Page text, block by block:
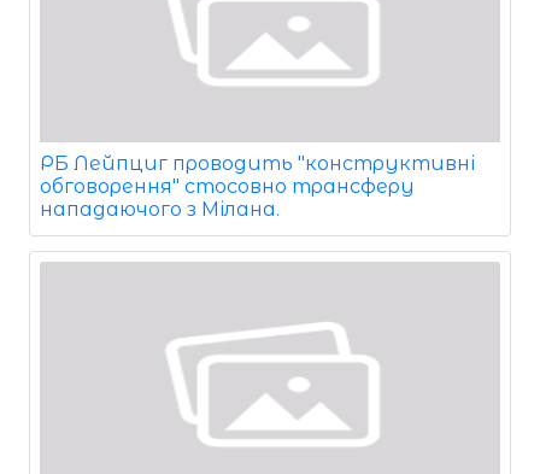
РБ Лейпциг проводить "конструктивні
обговорення" стосовно трансферу
нападаючого з Мілана.